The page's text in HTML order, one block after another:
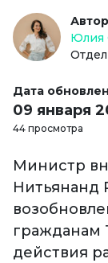
Автор
Юлия
Дата
09 января
44 просмотра
Министр
Нитьянанд
гражданам
действия